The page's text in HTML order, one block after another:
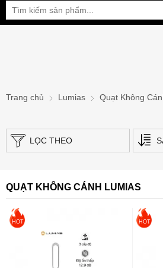
Bạn đang xem tại:
Trang chủ Lumias Quạt Không
LỌC THEO
QUẠT KHÔNG CÁNH LUMIAS
HOT HOT